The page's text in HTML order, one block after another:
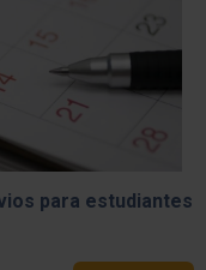
para estudiantes